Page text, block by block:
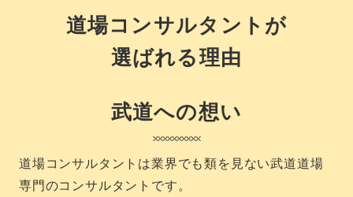
道場コンサルタントが
選ばれる理由
武道への想い
道場コンサルタントは業界でも類を見ない武道道場
専門のコンサルタントです。